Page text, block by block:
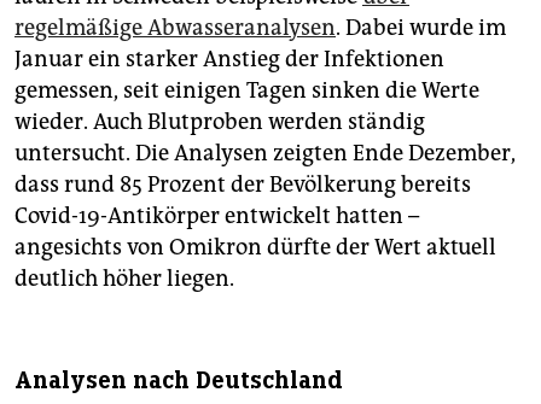
regelmäßige Abwasseranalysen. Dabei wurde im
Januar ein starker Anstieg der Infektionen
gemessen, seit einigen Tagen sinken die Werte
wieder. Auch Blutproben werden ständig
untersucht. Die Analysen zeigten Ende Dezember,
dass rund 85 Prozent der Bevölkerung bereits
Covid-19-Antikörper entwickelt hatten –
angesichts von Omikron dürfte der Wert aktuell
deutlich höher liegen.
Analysen nach Deutschland